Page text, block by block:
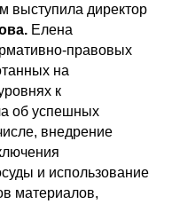
выступила директор
Елена
правовых
на
к
об успешных
внедрение
и использование
материалов,